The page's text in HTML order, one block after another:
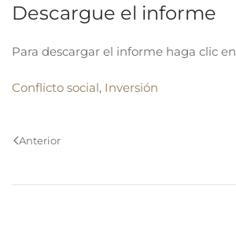
Descargue el informe
Para descargar el informe haga clic en
Conflicto social, Inversión
Anterior